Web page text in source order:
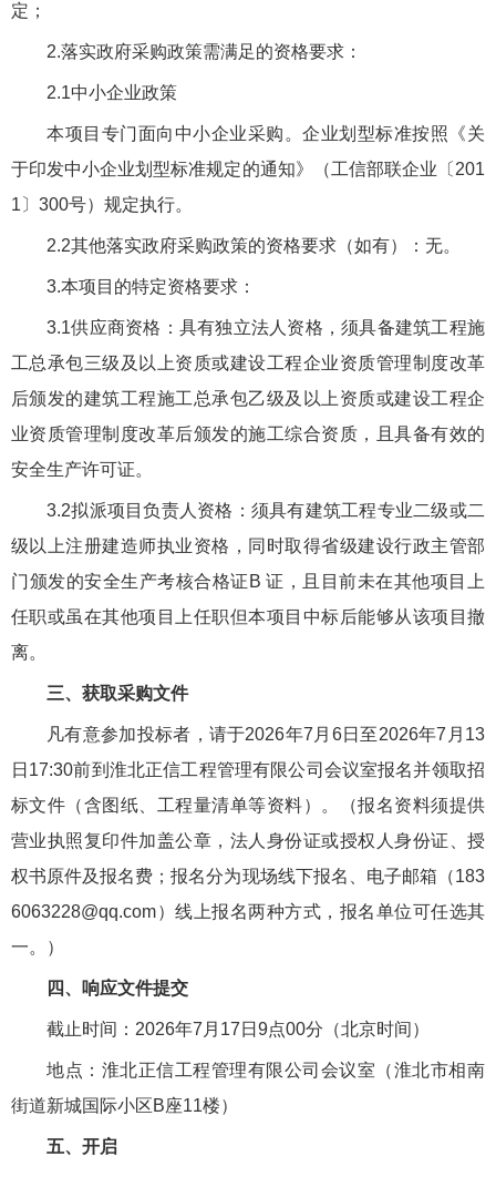
定；
2.落实政府采购政策需满足的资格要求：
2.1中小企业政策
本项目专门面向中小企业采购。企业划型标准按照《关
于印发中小企业划型标准规定的通知》（工信部联企业〔201
1〕300号）规定执行。
2.2其他落实政府采购政策的资格要求（如有）：无。
3.本项目的特定资格要求：
3.1供应商资格：具有独立法人资格，须具备建筑工程施
工总承包三级及以上资质或建设工程企业资质管理制度改革
后颁发的建筑工程施工总承包乙级及以上资质或建设工程企
业资质管理制度改革后颁发的施工综合资质，且具备有效的
安全生产许可证。
3.2拟派项目负责人资格：须具有建筑工程专业二级或二
级以上注册建造师执业资格，同时取得省级建设行政主管部
门颁发的安全生产考核合格证B 证，且目前未在其他项目上
任职或虽在其他项目上任职但本项目中标后能够从该项目撤
离。
三、获取采购文件
凡有意参加投标者，请于2026年7月6日至2026年7月13
日17:30前到淮北正信工程管理有限公司会议室报名并领取招
标文件（含图纸、工程量清单等资料）。（报名资料须提供
营业执照复印件加盖公章，法人身份证或授权人身份证、授
权书原件及报名费；报名分为现场线下报名、电子邮箱（183
6063228@qq.com）线上报名两种方式，报名单位可任选其
一。）
四、响应文件提交
截止时间：2026年7月17日9点00分（北京时间）
地点：淮北正信工程管理有限公司会议室（淮北市相南
街道新城国际小区B座11楼）
五、开启